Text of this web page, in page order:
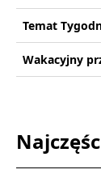
Temat
Wakacyjny